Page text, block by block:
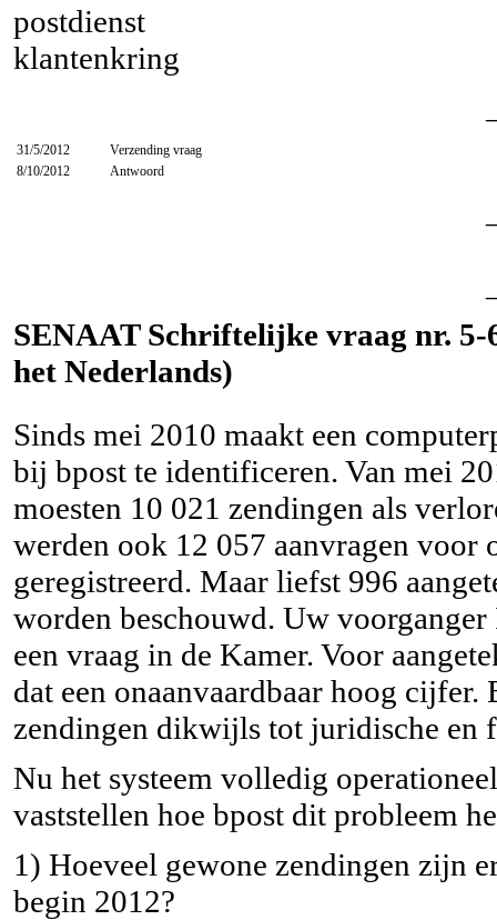
postdienst
klantenkring
31/5/2012
Verzending vraag
8/10/2012
Antwoord
SENAAT Schriftelijke vraag nr. 5-
het Nederlands)
Sinds mei 2010 maakt een
bij bpost te identificeren. Van mei
moesten 10 021 zendingen als
werden ook 12 057 aanvragen voor
geregistreerd. Maar liefst 996
worden beschouwd. Uw
een vraag in de Kamer. Voor
dat een onaanvaardbaar hoog
zendingen dikwijls tot juridische en
Nu het systeem volledig
vaststellen hoe bpost dit probleem
1) Hoeveel gewone zendingen zijn
begin 2012?